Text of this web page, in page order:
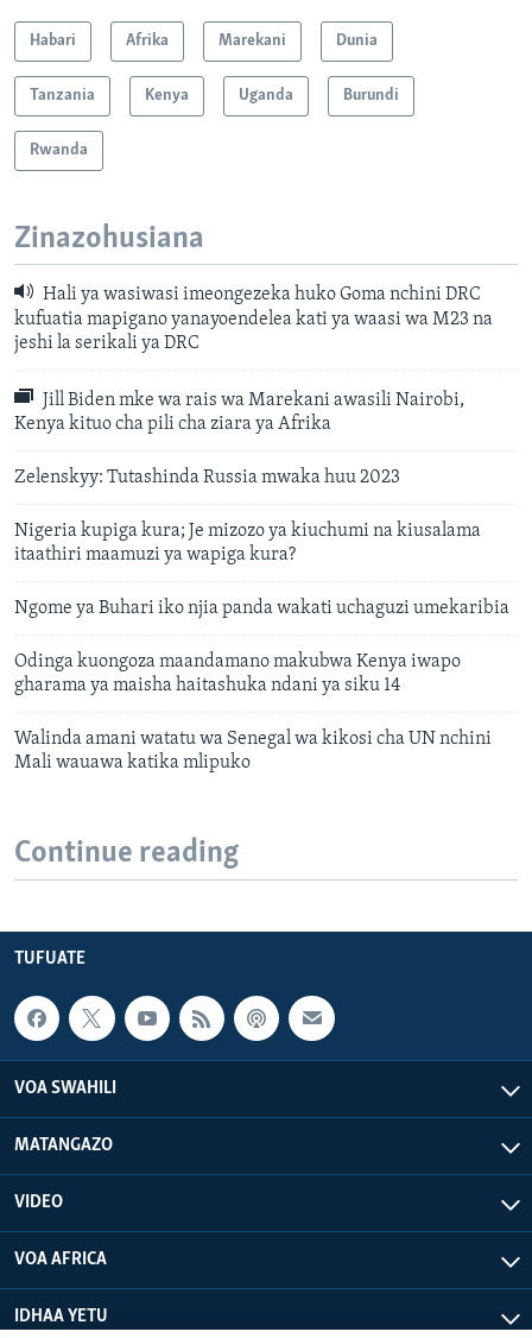
Habari Afrika Marekani Dunia
Tanzania Kenya Uganda Burundi
Rwanda
Zinazohusiana
Hali ya wasiwasi imeongezeka huko Goma nchini DRC
kufuatia mapigano yanayoendelea kati ya waasi wa M23 na
jeshi la serikali ya DRC
Jill Biden mke wa rais wa Marekani awasili Nairobi,
Kenya kituo cha pili cha ziara ya Afrika
Zelenskyy: Tutashinda Russia mwaka huu 2023
Nigeria kupiga kura; Je mizozo ya kiuchumi na kiusalama
itaathiri maamuzi ya wapiga kura?
Ngome ya Buhari iko njia panda wakati uchaguzi umekaribia
Odinga kuongoza maandamano makubwa Kenya iwapo
gharama ya maisha haitashuka ndani ya siku 14
Walinda amani watatu wa Senegal wa kikosi cha UN nchini
Mali wauawa katika mlipuko
Continue reading
TUFUATE
VOA SWAHILI
MATANGAZO
VIDEO
VOA AFRICA
IDHAA YETU